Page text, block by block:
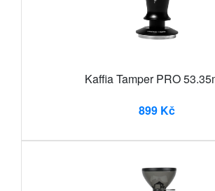
Kaffia Tamper PRO
899 Kč